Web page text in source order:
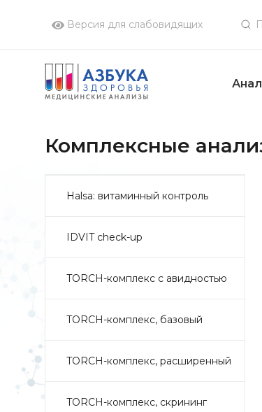
Версия для слабовидящих
Комплексные
Halsa: витаминный контроль
IDVIT check-up
TORCH-комплекс с авидностью
TORCH-комплекс, базовый
TORCH-комплекс, расширенный
TORCH-комплекс, скрининг